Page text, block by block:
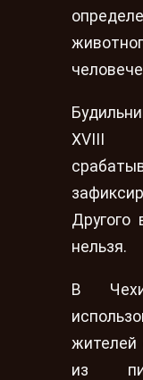
XVIII
Другого
нельзя.
В
жителей
из